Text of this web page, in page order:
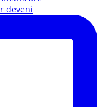
deveni